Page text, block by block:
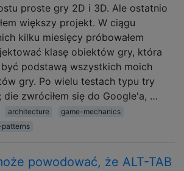
proste gry 2D i 3D. Ale ostatnio
większy projekt. W ciągu
kilku miesięcy próbowałem
klasę obiektów gry, która
podstawą wszystkich moich
gry. Po wielu testach typu try
die zwróciłem się do Google'a, …
architecture
game-mechanics
powodować, że ALT-TAB